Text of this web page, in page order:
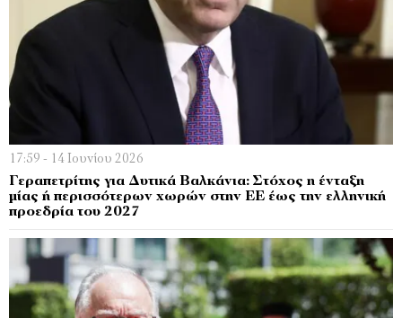
17:59 - 14 Ιουνίου 2026
Γεραπετρίτης για Δυτικά Βαλκάνια: Στόχος η ένταξη
μίας ή περισσότερων χωρών στην ΕΕ έως την ελληνική
προεδρία του 2027